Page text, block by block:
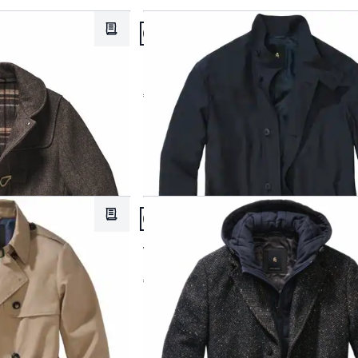
Rot
Schwarz
Abbrechen
Abbrechen
Merkzettel
Artikel 2 von 24.
Passform Regular Fit.
Regular Fit
Light Coat
€ 249,00
Merkzettel
Artikel 5 von 24.
Passform Regular Fit.
Regular Fit
Veranlagter Mantel
€ 299,00